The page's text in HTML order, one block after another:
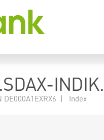
DE000A1EXRX6 | Index